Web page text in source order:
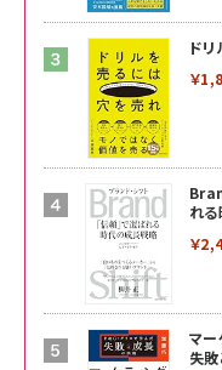
ド
￥
れ
￥
マ
失